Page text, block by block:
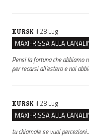
KURSK il 28 Lug
Pensi la fortuna che abbiamo
per recarsi all'estero e noi
KURSK il 28 Lug
tu chiamale se vuoi percezioni...